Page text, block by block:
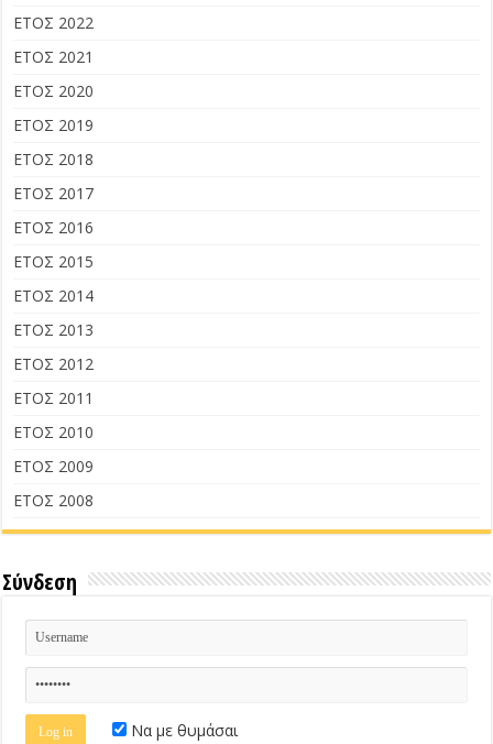
ΕΤΟΣ 2022
ΕΤΟΣ 2021
ΕΤΟΣ 2020
ΕΤΟΣ 2019
ΕΤΟΣ 2018
ΕΤΟΣ 2017
ΕΤΟΣ 2016
ΕΤΟΣ 2015
ΕΤΟΣ 2014
ΕΤΟΣ 2013
ΕΤΟΣ 2012
ΕΤΟΣ 2011
ΕΤΟΣ 2010
ΕΤΟΣ 2009
ΕΤΟΣ 2008
Σύνδεση
Να με θυμάσαι